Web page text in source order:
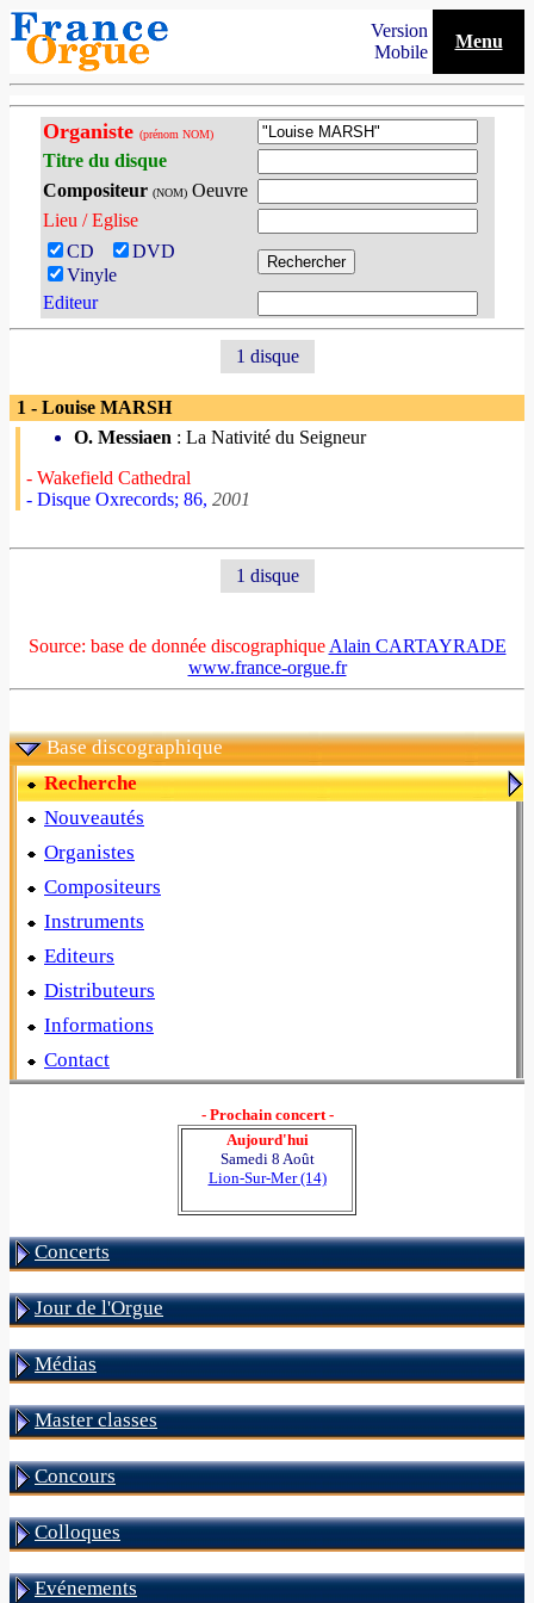
Version
Mobile
Menu
Organiste (prénom NOM)
Titre du disque
Compositeur (NOM)Oeuvre
Lieu / Eglise
CD
DVD
Vinyle
Editeur
1 disque
1 - Louise MARSH
O. Messiaen : La Nativité du Seigneur
- Wakefield Cathedral
- Disque Oxrecords; 86, 2001
1 disque
Source: base de donnée discographique Alain CARTAYRADE
www.france-orgue.fr
Base discographique
Recherche
Nouveautés
Organistes
Compositeurs
Instruments
Editeurs
Distributeurs
Informations
Contact
- Prochain concert -
Aujourd'hui
Samedi 8 Août
Lion-Sur-Mer (14)
Concerts
Jour de l'Orgue
Médias
Master classes
Concours
Colloques
Evénements